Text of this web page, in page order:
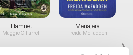
Hamnet
Maggie O'Farrell
Menajera
Freida McFadden